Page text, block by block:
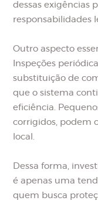
dessas exigências
responsabilidades
Outro aspecto
Inspeções
substituição de
que o sistema
eficiência.
corrigidos, podem
local.
Dessa forma,
é apenas uma
quem busca